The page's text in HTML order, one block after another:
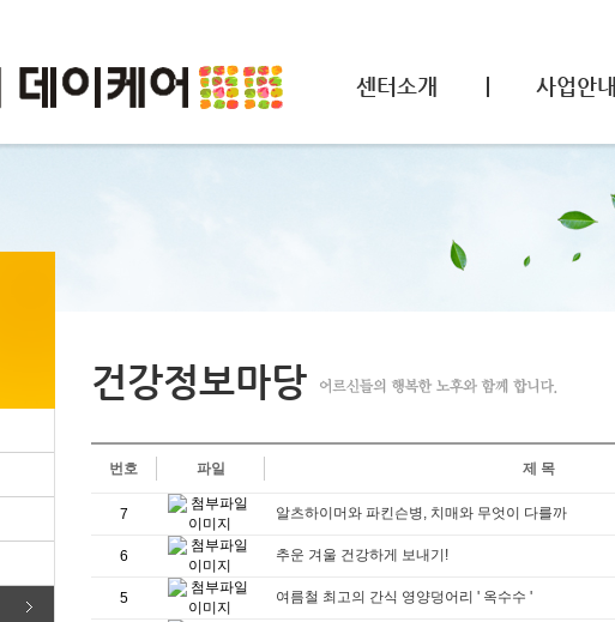
센터소개 사업안내
건강정보마당
번호 파일 제 목
7 알츠하이머와 파킨슨병, 치매와 무엇이 다를까
6 추운 겨울 건강하게 보내기!
5 여름철 최고의 간식 영양덩어리 ' 옥수수 '